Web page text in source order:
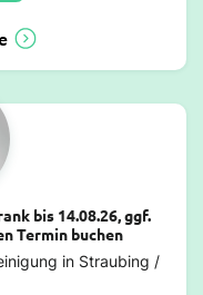
bis 14.08.26, ggf.
Termin buchen
in Straubing /